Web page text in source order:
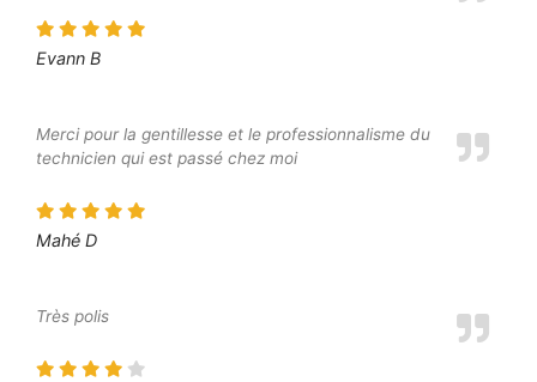
Evann B
Merci pour la gentillesse et le professionnalisme du
technicien qui est passé chez moi
Mahé D
Très polis